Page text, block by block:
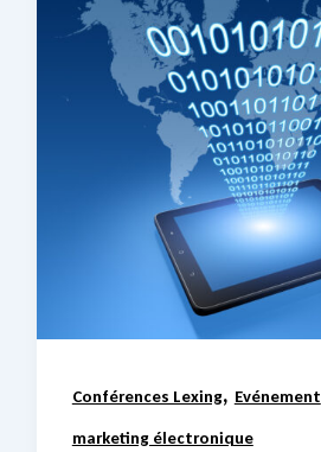
Conférences Lexing, Evénement
marketing électronique